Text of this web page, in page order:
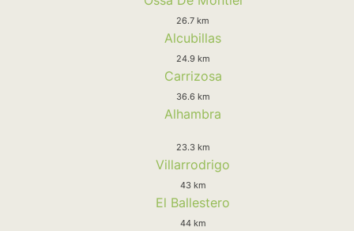
26.7 km
Alcubillas
24.9 km
Carrizosa
36.6 km
Alhambra
23.3 km
Villarrodrigo
43 km
El Ballestero
44 km